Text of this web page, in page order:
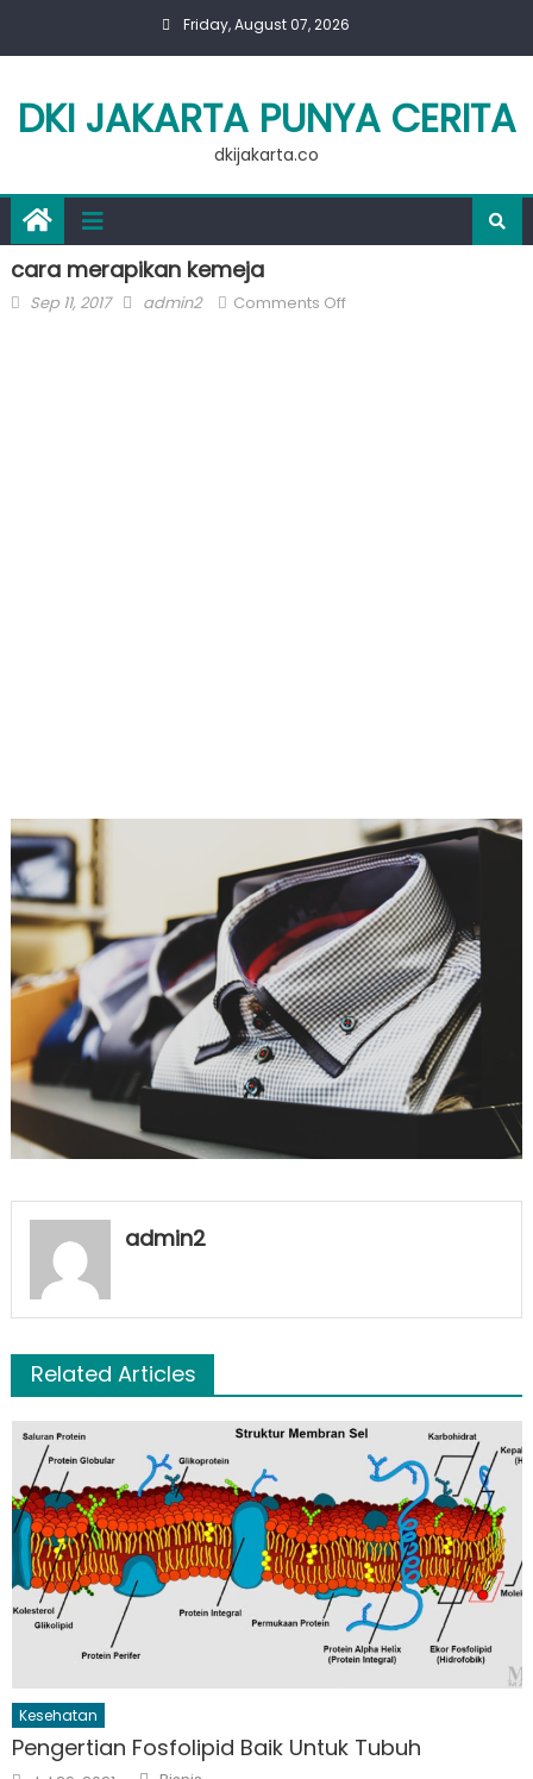
Friday, August 07, 2026
DKI JAKARTA PUNYA CERITA
dkijakarta.co
cara merapikan kemeja
Posted
Sep 11, 2017 Author
admin2 Comments Offon
admin2
Related Articles
Kesehatan
Pengertian Fosfolipid Baik Untuk Tubuh